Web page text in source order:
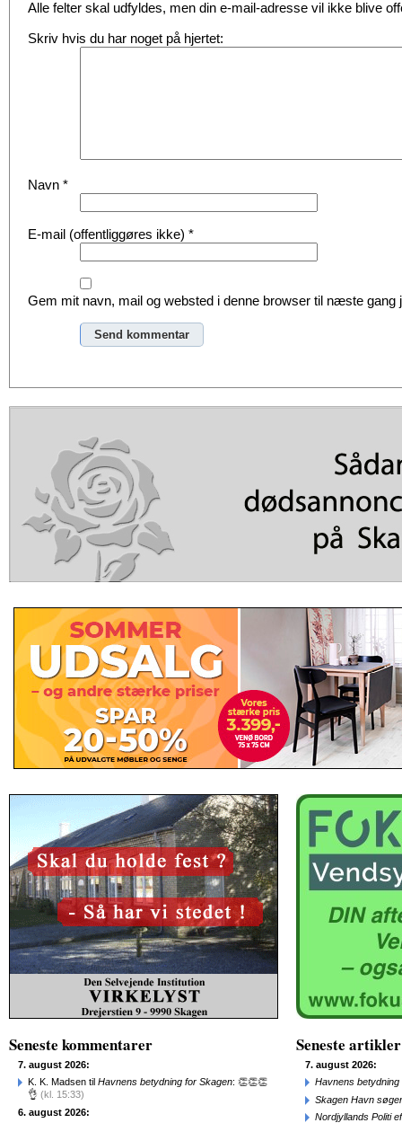
Alle felter skal udfyldes, men din e-mail-adresse vil ikke blive
Skriv hvis du har noget på hjertet:
Navn *
E-mail (offentliggøres ikke) *
Gem mit navn, mail og websted i denne browser til næste gang
Seneste kommentarer
7. august 2026:
K. K. Madsen til Havnens betydning for Skagen: 👏👏👏
👌 (kl. 15:33)
6. august 2026:
Seneste artikler
7. august 2026:
Havnens betydning
Skagen Havn
Nordjyllands Politi